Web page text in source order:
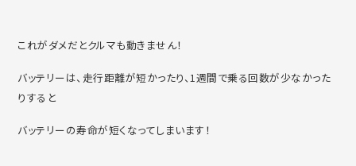
これがダメだとクルマも動きません！
バッテリーは、走行距離が短かったり、1週間で乗る回数が少なかった
りすると
バッテリーの寿命が短くなってしまいます！